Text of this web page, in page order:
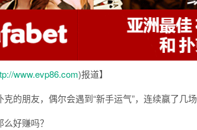
www.evp86.com)报道】
的朋友，偶尔会遇到“新手运气”，连续赢了几
好赚吗？